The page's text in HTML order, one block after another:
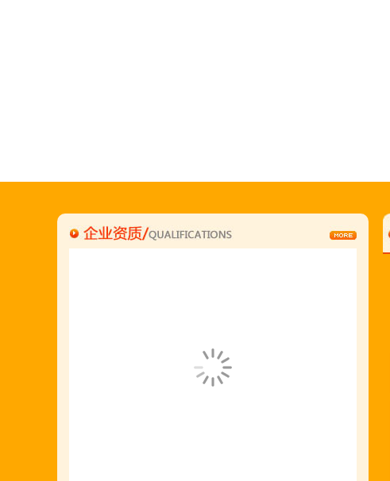
胡羊排餐饮管理有限公司所持有.
金顶鲜宁夏特色系列胡羊排烧烤火锅复合餐厅
有13年正规连锁加盟经验,
真实开店500家后,